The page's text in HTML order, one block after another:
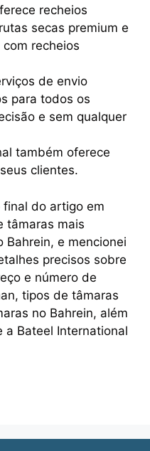
recheios
secas premium e
recheios
de envio
para todos os
e sem qualquer
também oferece
clientes.
final do artigo em
tâmaras mais
e mencionei
precisos sobre
e número de
tipos de tâmaras
no Bahrein, além
a Bateel International